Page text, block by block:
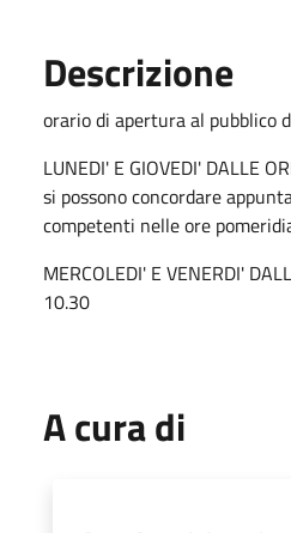
Descrizione
orario di apertura al pubblico
LUNEDI' E GIOVEDI' DALLE
si possono concordare
competenti nelle ore
MERCOLEDI' E VENERDI'
10.30
A cura di